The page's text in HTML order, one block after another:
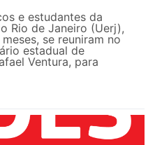
e estudantes da
Rio de Janeiro (Uerj),
se reuniram no
estadual de
Ventura, para